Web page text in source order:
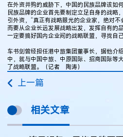
在外资并购的威胁下，中国的民族品牌该如
民族品牌的企业首先要制定立足自身的战略
引外资，“真正有战略眼光的企业家，绝对不
而要从企业长远发展战略出发，发挥自有的
一定要搞好国内企业间的战略联盟，寻找自
车书剑曾经担任港中旅集团董事长，据他介
中，就与中国中旅、中原国际、招商国际等
了战略联盟。（记者 陶涛）
上一篇
相关文章